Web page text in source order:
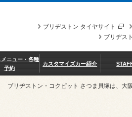
ブリヂストン タイヤサイト
ブリヂス
ニュー・各種
予約
カスタマイズカー紹介
ブリヂストン・コクピット さつま貝塚は、大